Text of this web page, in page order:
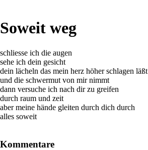
Soweit weg
schliesse ich die augen
sehe ich dein gesicht
dein lächeln das mein herz höher schlagen läßt
und die schwermut von mir nimmt
dann versuche ich nach dir zu greifen
durch raum und zeit
aber meine hände gleiten durch dich durch
alles soweit
Kommentare